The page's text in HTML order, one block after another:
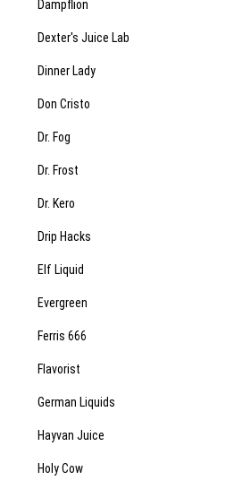
Dampflion
Dexter's Juice Lab
Dinner Lady
Don Cristo
Dr. Fog
Dr. Frost
Dr. Kero
Drip Hacks
Elf Liquid
Evergreen
Ferris 666
Flavorist
German Liquids
Hayvan Juice
Holy Cow